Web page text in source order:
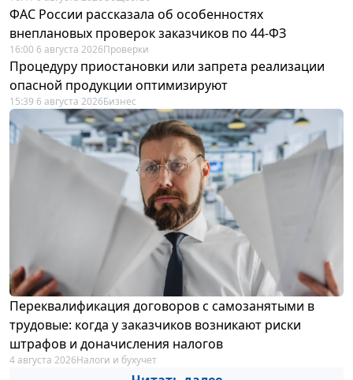
ФАС России рассказала об особенностях
внеплановых проверок заказчиков по 44-ФЗ
16:00 6 августа 2026Проверки
Процедуру приостановки или запрета реализации
опасной продукции оптимизируют
15:39 6 августа 2026Бизнес
Переквалификация договоров с самозанятыми в
трудовые: когда у заказчиков возникают риски
штрафов и доначисления налогов
4 августа 2026Налоги и бухучет